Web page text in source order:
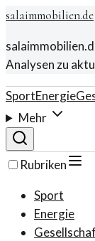
salaimmobilien.de
Analysen zu
SportEnergie
Mehr
Rubriken
Sport
Energie